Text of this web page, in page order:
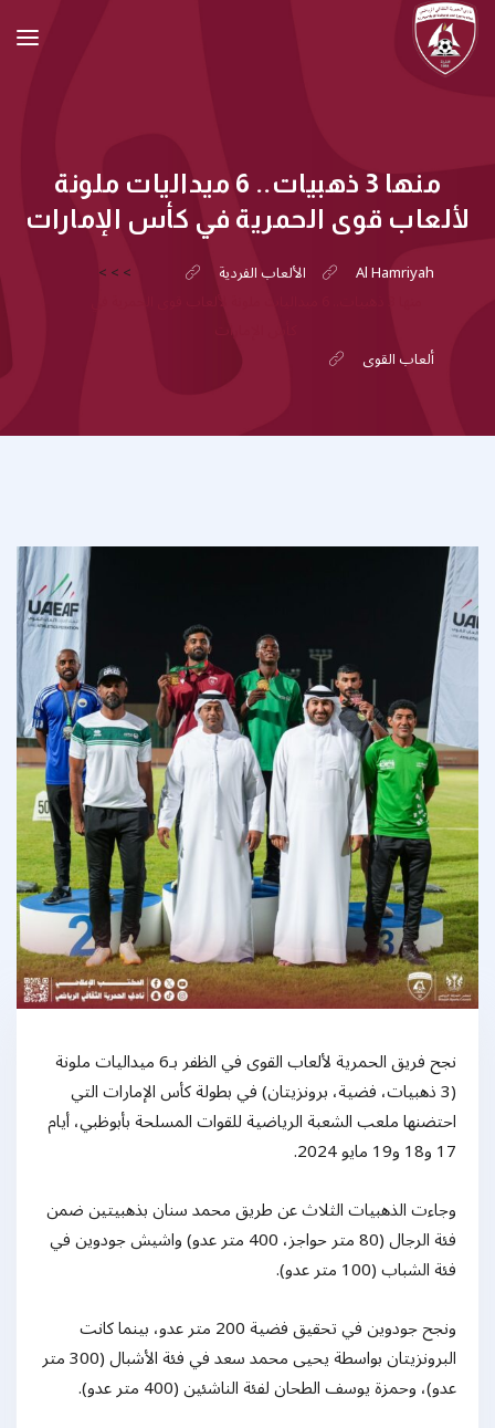
منها 3 ذهبيات.. 6 ميداليات ملونة
لألعاب قوى الحمرية في كأس الإمارات
Al Hamriyah
> الألعاب الفردية >
ألعاب القوى
>
نجح فريق الحمرية لألعاب القوى في الظفر بـ6 ميداليات ملونة
(3 ذهبيات، فضية، برونزيتان) في بطولة كأس الإمارات التي
احتضنها ملعب الشعبة الرياضية للقوات المسلحة بأبوظبي، أيام
17 و18 و19 مايو 2024.
وجاءت الذهبيات الثلاث عن طريق محمد سنان بذهبيتين ضمن
فئة الرجال (80 متر حواجز، 400 متر عدو) واشيش جودوين في
فئة الشباب (100 متر عدو).
ونجح جودوين في تحقيق فضية 200 متر عدو، بينما كانت
البرونزيتان بواسطة يحيى محمد سعد في فئة الأشبال (300 متر
عدو)، وحمزة يوسف الطحان لفئة الناشئين (400 متر عدو).